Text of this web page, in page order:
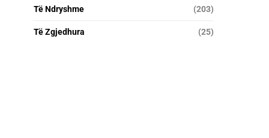
Të Ndryshme (203)
Të Zgjedhura (25)